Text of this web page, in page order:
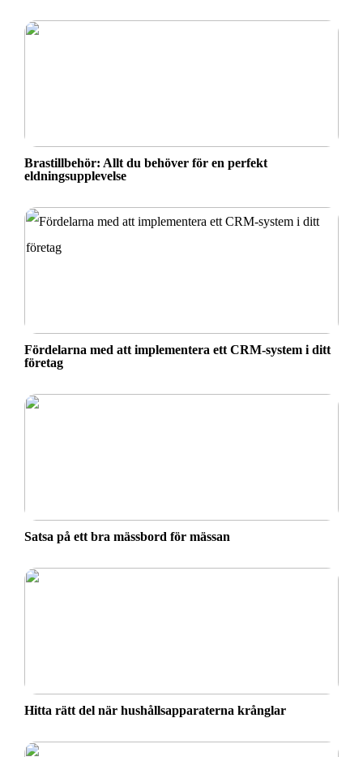
Brastillbehör: Allt du behöver för en perfekt
eldningsupplevelse
Fördelarna med att implementera ett CRM-system i ditt
företag
Satsa på ett bra mässbord för mässan
Hitta rätt del när hushållsapparaterna krånglar